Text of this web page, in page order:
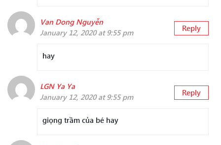
Van Dong Nguyễn
January 12, 2020 at 9:55 pm
Reply
hay
LGN Ya Ya
January 12, 2020 at 9:55 pm
Reply
giọng trầm của bé hay